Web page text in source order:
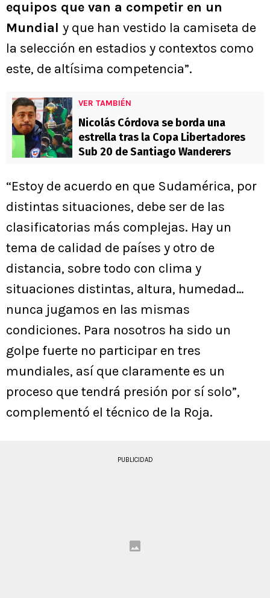
equipos que van a competir en un
Mundial y que han vestido la camiseta de
la selección en estadios y contextos como
este, de altísima competencia”.
VER TAMBIÉN
Nicolás Córdova se borda una
estrella tras la Copa Libertadores
Sub 20 de Santiago Wanderers
“Estoy de acuerdo en que Sudamérica, por
distintas situaciones, debe ser de las
clasificatorias más complejas. Hay un
tema de calidad de países y otro de
distancia, sobre todo con clima y
situaciones distintas, altura, humedad…
nunca jugamos en las mismas
condiciones. Para nosotros ha sido un
golpe fuerte no participar en tres
mundiales, así que claramente es un
proceso que tendrá presión por sí solo”,
complementó el técnico de la Roja.
PUBLICIDAD